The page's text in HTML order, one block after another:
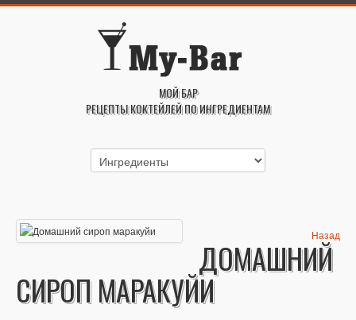
МОЙ БАР
РЕЦЕПТЫ КОКТЕЙЛЕЙ ПО ИНГРЕДИЕНТАМ
Назад
ДОМАШНИЙ
СИРОП МАРАКУЙИ